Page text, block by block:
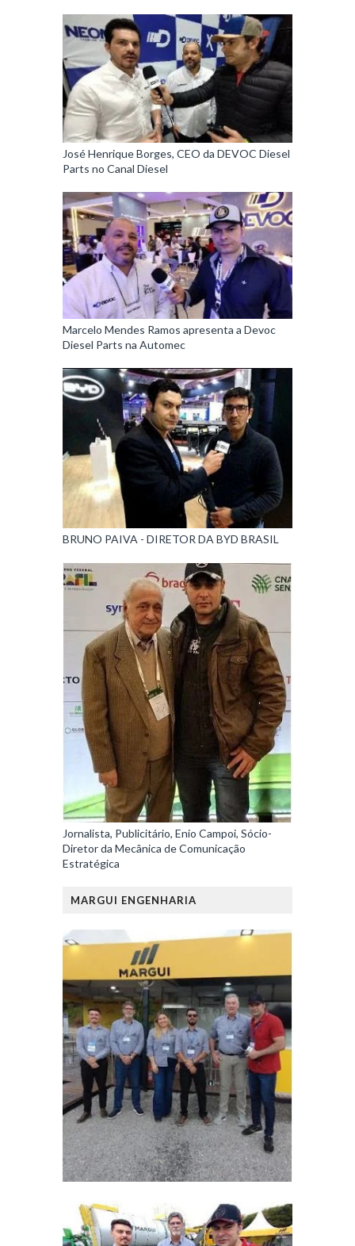
José Henrique Borges, CEO da DEVOC Diesel
Parts no Canal Diesel
Marcelo Mendes Ramos apresenta a Devoc
Diesel Parts na Automec
BRUNO PAIVA - DIRETOR DA BYD BRASIL
Jornalista, Publicitário, Enio Campoi, Sócio-
Diretor da Mecânica de Comunicação
Estratégica
MARGUI ENGENHARIA